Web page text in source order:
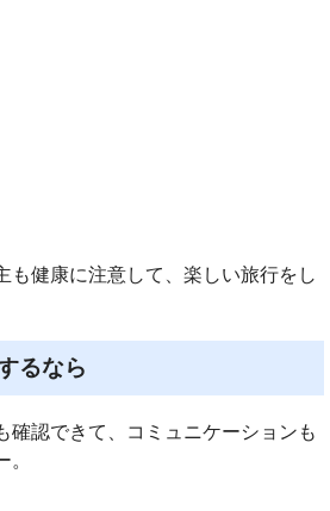
も健康に注意して、楽しい旅行をし
るなら
確認できて、コミュニケーションも